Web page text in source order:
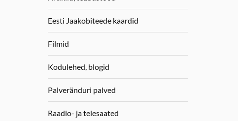
Eesti Jaakobiteede kaardid
Filmid
Kodulehed, blogid
Palveränduri palved
Raadio- ja telesaated